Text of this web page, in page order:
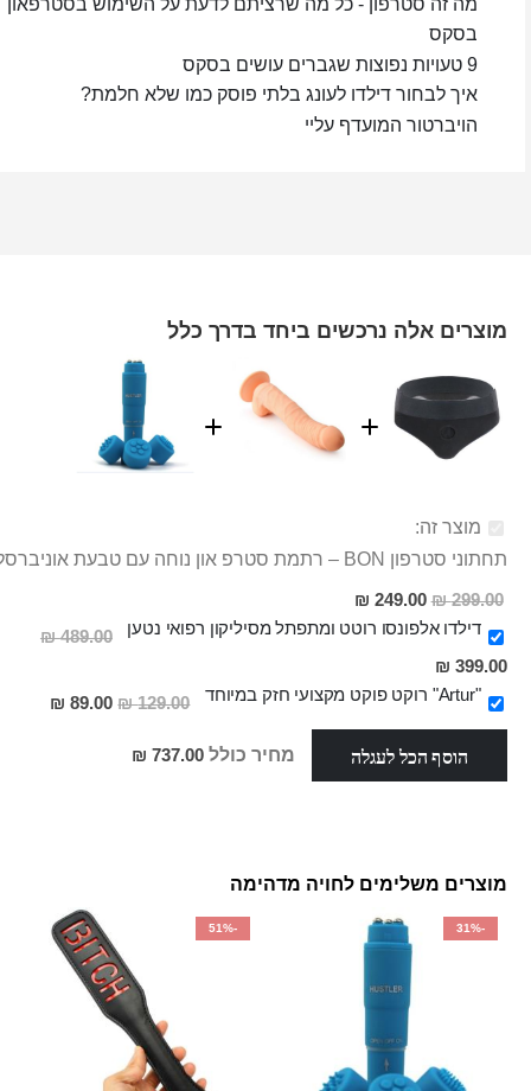
מה זה סטרפון - כל מה שרציתם לדעת על השימוש בסטרפאון
בסקס
9 טעויות נפוצות שגברים עושים בסקס
איך לבחור דילדו לעונג בלתי פוסק כמו שלא חלמת?
הויברטור המועדף עליי
מוצרים אלה נרכשים ביחד בדרך כלל
מוצר זה:
תחתוני סטרפון BON – רתמת סטרפ און נוחה עם טבעת אוניברסלית
299.00 ₪
מחיר
מבצע
249.00 ₪
דילדו אלפונסו רוטט ומתפתל מסיליקון רפואי נטען
489.00 ₪
מחיר
מבצע
399.00 ₪
"Artur" רוקט פוקט מקצועי חזק במיוחד
129.00 ₪
מחיר
89.00 ₪
הוסף הכל לעגלה מחיר כולל 737.00 ₪
מוצרים משלימים לחויה מדהימה
-31%
-51%